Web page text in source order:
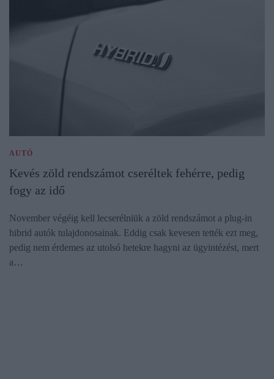
AUTÓ
Kevés zöld rendszámot cseréltek fehérre, pedig
fogy az idő
November végéig kell lecserélniük a zöld rendszámot a plug-in
hibrid autók tulajdonosainak. Eddig csak kevesen tették ezt meg,
pedig nem érdemes az utolsó hetekre hagyni az ügyintézést, mert
a…